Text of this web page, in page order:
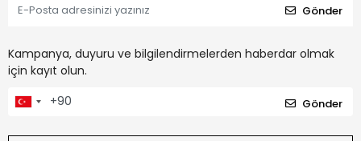
Gönder
Kampanya, duyuru ve bilgilendirmelerden haberdar olmak
için kayıt olun.
Gönder